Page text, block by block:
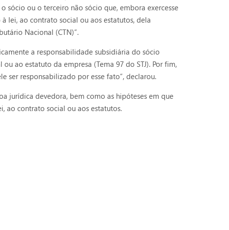
sócio ou o terceiro não sócio que, embora exercesse
lei, ao contrato social ou aos estatutos, dela
Nacional (CTN)”.
a responsabilidade subsidiária do sócio
ao estatuto da empresa (Tema 97 do STJ). Por fim,
ser responsabilizado por esse fato”, declarou.
jurídica devedora, bem como as hipóteses em que
ao contrato social ou aos estatutos.